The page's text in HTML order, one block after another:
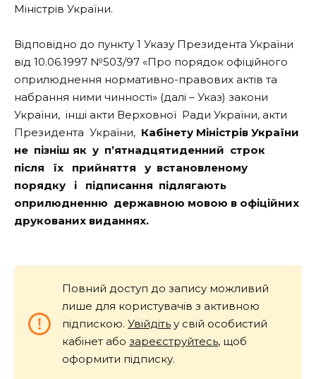
Міністрів України.
Відповідно до пункту 1 Указу Президента України
від 10.06.1997 №503/97 «Про порядок офіційного
оприлюднення нормативно-правових актів та
набрання ними чинності» (далі – Указ) закони
України, інші акти Верховної Ради України, акти
Президента України, Кабінету Міністрів України
не пізніш як у п’ятнадцятиденний строк
після їх прийняття у встановленому
порядку і підписання підлягають
оприлюдненню державною мовою в офіційних
друкованих виданнях.
Повний доступ до запису можливий
лише для користувачів з активною
підпискою. Увійдіть у свій особистий
кабінет або зареєструйтесь, щоб
оформити підписку.